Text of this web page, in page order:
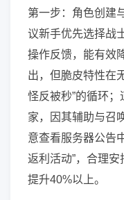
第一步：角色创建
议新手优先选择战
操作反馈，能有效
出，但脆皮特性在
怪反被秒”的循环
家，因其辅助与召
意查看服务器公告
返利活动”，合理
提升40%以上。